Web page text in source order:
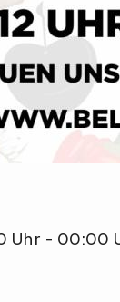
Uhr - 00:00